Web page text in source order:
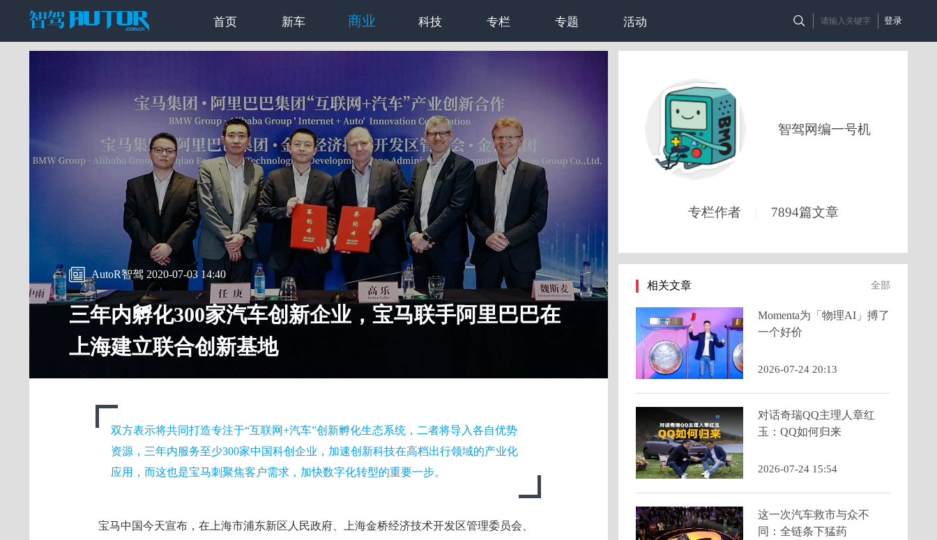
登录
首页 新车 商业 科技 专栏 专题 活动
AutoR智驾 2020-07-03 14:40
三年内孵化300家汽车创新企业，宝马联手阿里巴巴在
上海建立联合创新基地
双方表示将共同打造专注于“互联网+汽车”创新孵化生态系统，二者将导入各自优势
资源，三年内服务至少300家中国科创企业，加速创新科技在高档出行领域的产业化
应用，而这也是宝马刺聚焦客户需求，加快数字化转型的重要一步。
宝马中国今天宣布，在上海市浦东新区人民政府、上海金桥经济技术开发区管理委员会、
智驾网编一号机
专栏作者 | 7894篇文章
相关文章 全部
Momenta为「物理AI」搏了
一个好价
2026-07-24 20:13
对话奇瑞QQ主理人章红
玉：QQ如何归来
2026-07-24 15:54
这一次汽车救市与众不
同：全链条下猛药